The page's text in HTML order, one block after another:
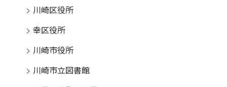
川崎区役所
幸区役所
川崎市役所
川崎市立図書館